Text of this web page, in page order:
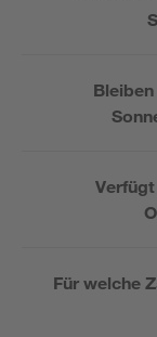
Für welche